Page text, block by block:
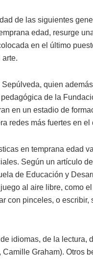
de las siguientes
edad, resurge
en el último
arte.
quien
de la
en un estadio de
redes más fuertes en el
en temprana edad
Según un artículo
de Educación y
al aire libre, como
con pinceles, o
idiomas, de la lectura,
Graham). Otros